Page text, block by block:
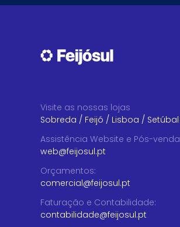
Visite as nossas lojas
Sobreda / Feijó / Lisboa / Setúbal
Assistência Website e Pós-venda
web@feijosul.pt
Orçamentos:
comercial@feijosul.pt
Faturação e Contabilidade:
contabilidade@feijosul.pt